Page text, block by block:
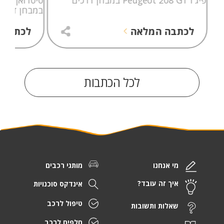
לכתבה המלאה
במבחן
לכל הכתבות
מי אנחנו
איך זה עובד?
שאלות ותשובות
מותגי רכבים
אינדקס סוכנויות
טיפול לרכב
חלפים לרכב